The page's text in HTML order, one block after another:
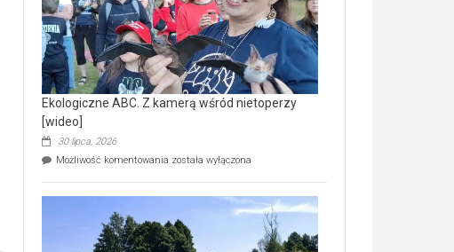
[wideo]
Ekologiczne ABC. Z kamerą wśród nietoperzy
[wideo]
30 lipca, 2026
Możliwość komentowania Ekologiczne
wśród
nietoperzy
[wideo]
została wyłączona